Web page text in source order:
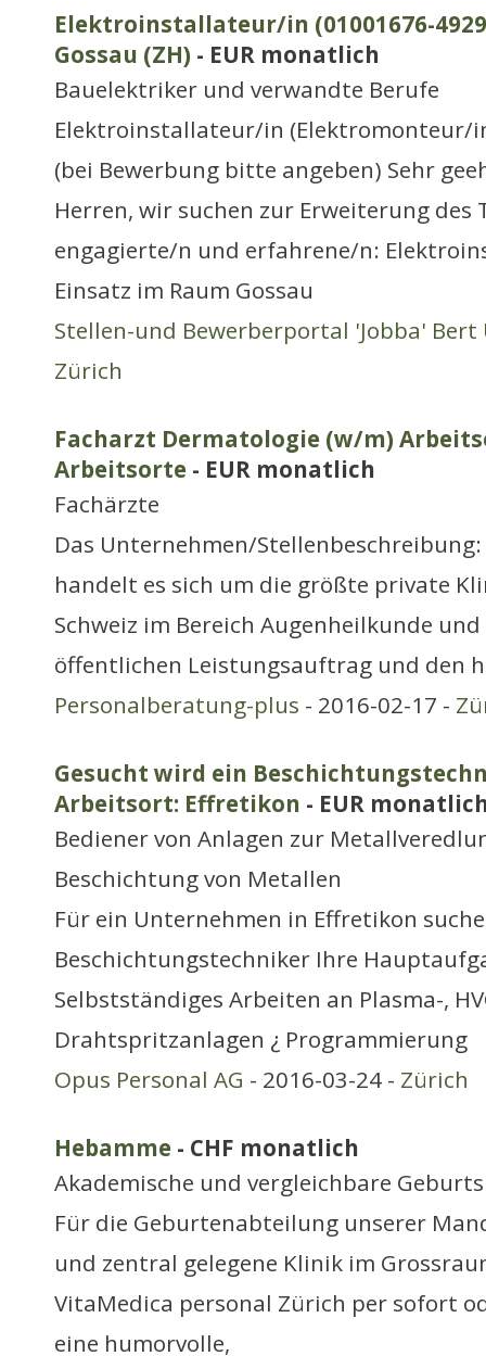
Elektroinstallateur/in (01001676-
Gossau (ZH) - EUR monatlich
Bauelektriker und verwandte Berufe
Elektroinstallateur/in (Elektromonteur/
(bei Bewerbung bitte angeben) Sehr
Herren, wir suchen zur Erweiterung des
engagierte/n und erfahrene/n:
Einsatz im Raum Gossau
Stellen-und Bewerberportal 'Jobba' Bert
Zürich
Facharzt Dermatologie (w/m)
Arbeitsorte - EUR monatlich
Fachärzte
Das Unternehmen/
handelt es sich um die größte private
Schweiz im Bereich Augenheilkunde
öffentlichen Leistungsauftrag und den
Personalberatung-plus - 2016-02-17 -
Gesucht wird ein
Arbeitsort: Effretikon - EUR
Bediener von Anlagen zur
Beschichtung von Metallen
Für ein Unternehmen in Effretikon
Beschichtungstechniker Ihre
Selbstständiges Arbeiten an Plasma-,
Drahtspritzanlagen ¿ Programmierung
Opus Personal AG - 2016-03-24 - Zürich
Hebamme - CHF monatlich
Akademische und vergleichbare
Für die Geburtenabteilung unserer
und zentral gelegene Klinik im
VitaMedica personal Zürich per sofort
eine humorvolle,